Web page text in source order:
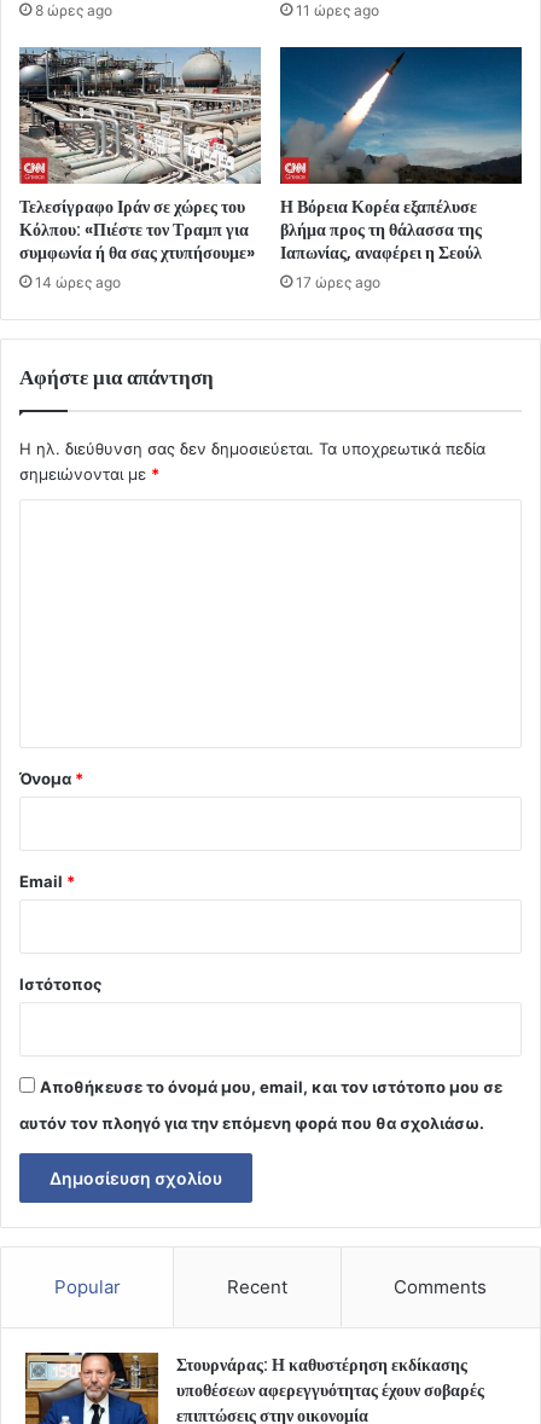
8 ώρες ago 11 ώρες ago
Τελεσίγραφο Ιράν σε χώρες του
Κόλπου: «Πιέστε τον Τραμπ για
συμφωνία ή θα σας χτυπήσουμε»
14 ώρες ago
Η Βόρεια Κορέα εξαπέλυσε
βλήμα προς τη θάλασσα της
Ιαπωνίας, αναφέρει η Σεούλ
17 ώρες ago
Αφήστε μια απάντηση
Η ηλ. διεύθυνση σας δεν δημοσιεύεται. Τα υποχρεωτικά πεδία
σημειώνονται με *
Όνομα *
Email *
Ιστότοπος
Αποθήκευσε το όνομά μου, email, και τον ιστότοπο μου σε
αυτόν τον πλοηγό για την επόμενη φορά που θα σχολιάσω.
Popular Recent Comments
Στουρνάρας: Η καθυστέρηση εκδίκασης
υποθέσεων αφερεγγυότητας έχουν σοβαρές
επιπτώσεις στην οικονομία